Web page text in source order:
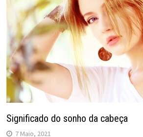
Significado do sonho da cabeça
7 Maio, 2021